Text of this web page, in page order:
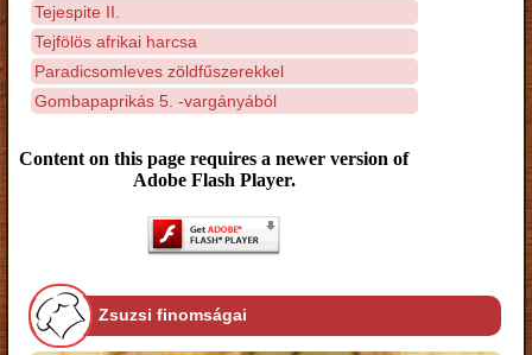
Tejespite II.
Tejfölös afrikai harcsa
Paradicsomleves zöldfűszerekkel
Gombapaprikás 5. -vargányából
Content on this page requires a newer version of
Adobe Flash Player.
Zsuzsi finomságai